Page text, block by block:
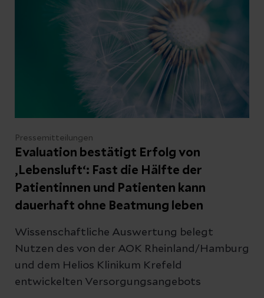
Pressemitteilungen
Evaluation bestätigt Erfolg von
‚Lebensluft‘: Fast die Hälfte der
Patientinnen und Patienten kann
dauerhaft ohne Beatmung leben
Wissenschaftliche Auswertung belegt
Nutzen des von der AOK Rheinland/Hamburg
und dem Helios Klinikum Krefeld
entwickelten Versorgungsangebots